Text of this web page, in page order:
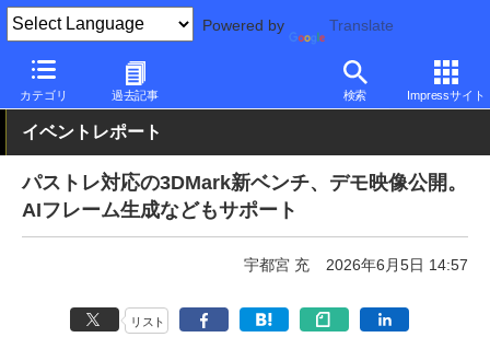
Powered by Translate
カテゴリ 過去記事 検索 Impressサイト
PC Watch イベント 2026
イベントレポート
パストレ対応の3DMark新ベンチ、デモ映像公開。
AIフレーム生成などもサポート
宇都宮 充 2026年6月5日 14:57
リスト